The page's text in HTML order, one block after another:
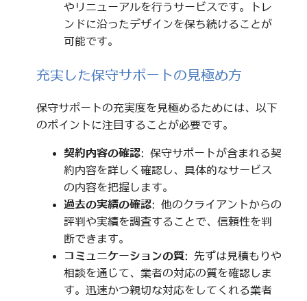
やリニューアルを行うサービスです。トレ
ンドに沿ったデザインを保ち続けることが
可能です。
充実した保守サポートの見極め方
保守サポートの充実度を見極めるためには、以下
のポイントに注目することが必要です。
契約内容の確認: 保守サポートが含まれる契
約内容を詳しく確認し、具体的なサービス
の内容を把握します。
過去の実績の確認: 他のクライアントからの
評判や実績を調査することで、信頼性を判
断できます。
コミュニケーションの質: 先ずは見積もりや
相談を通じて、業者の対応の質を確認しま
す。迅速かつ親切な対応をしてくれる業者